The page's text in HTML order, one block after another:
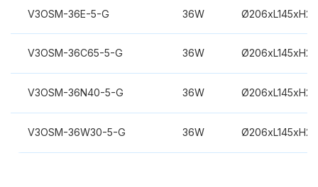
V3OSM-36E-5-G 36W
V3OSM-36C65-5-G 36W
V3OSM-36N40-5-G 36W
V3OSM-36W30-5-G 36W